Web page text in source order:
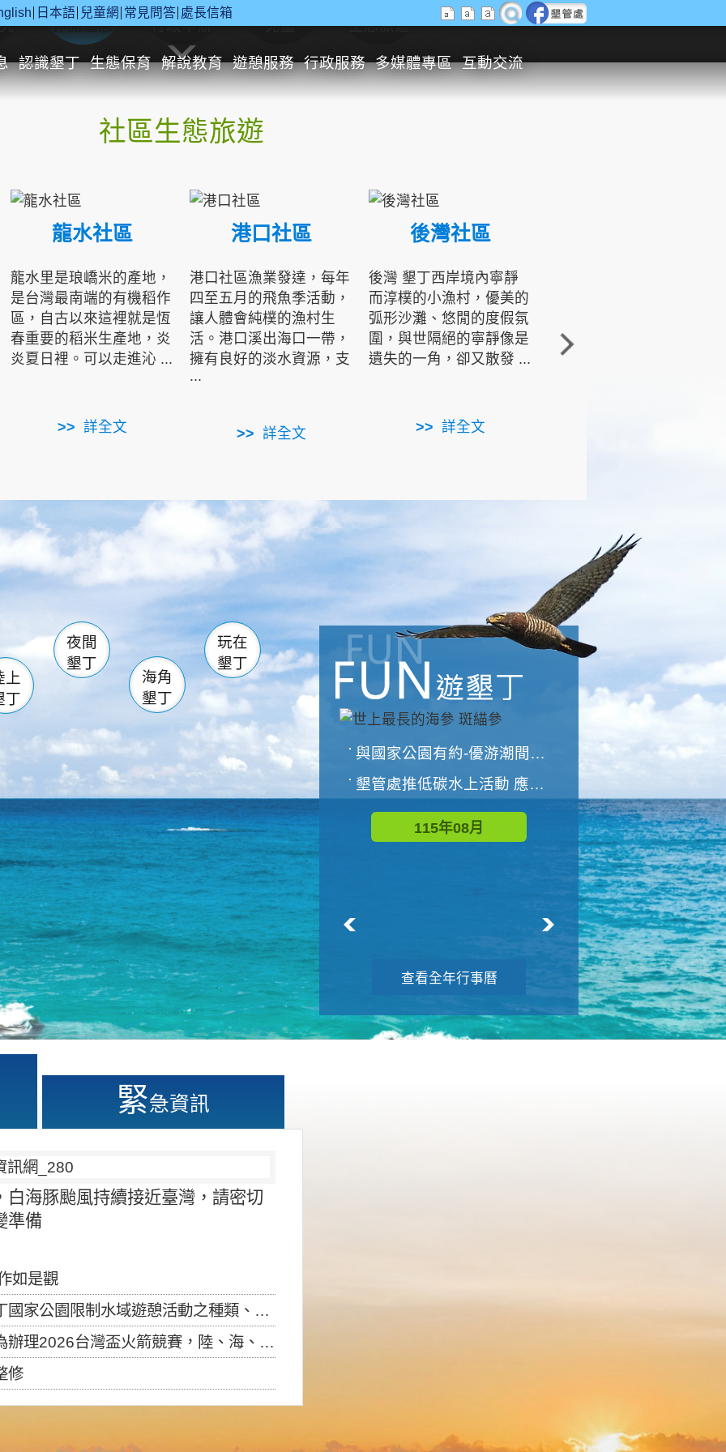
日本語 兒童網 常見問答 處長信箱
認識墾丁 生態保育 解說教育 遊憩服務 行政服務 多媒體專區 互動交流
休閒遊憩 行政申辦 兒童 生態旅遊
社區生態旅遊
龍水社區
龍水里是琅嶠米的產地，
是台灣最南端的有機稻作
區，自古以來這裡就是恆
春重要的稻米生產地，炎
炎夏日裡。可以走進沁 ...
詳全文
港口社區
港口社區漁業發達，每年
四至五月的飛魚季活動，
讓人體會純樸的漁村生
活。港口溪出海口一帶，
擁有良好的淡水資源，支
...
詳全文
後灣社區
後灣 墾丁西岸境內寧靜
而淳樸的小漁村，優美的
弧形沙灘、悠閒的度假氛
圍，與世隔絕的寧靜像是
遺失的一角，卻又散發 ...
詳全文
角的端點，冬季海浪拍打
著礁岸，旺盛的侵蝕作
南仁湖
滿州 佳樂水
森林遊樂區
墾管處遊客中心
社頂公園 風吹沙
船帆石 龍磐公園
香蕉灣 龍坑
鵝鑾鼻
上
丁
夜間
墾丁
海角
墾丁
玩在
墾丁
與國家公園有約-優游潮間探險者
墾管處推低碳水上活動 應屆畢業生限額免費參加
115年08月
世界地球清潔日 墾管處辦理「2026年墾丁國家公園沙灘淨灘活動
115年09月
查看全年行事曆
緊急資訊
海豚颱風持續接近臺灣，請密切
準備
如是觀
制水域遊憩活動之種類、範圍、時間及行為」，自即日生效。
盃火箭競賽，陸、海、空域警戒及協調相關事宜，因颱風備案事宜
修